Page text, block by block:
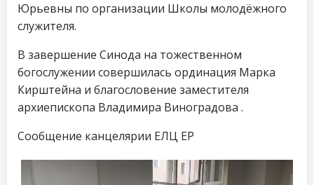
Юрьевны по организации Школы молодёжного
служителя.
В завершение Синода на тожественном
богослужении совершилась ординация Марка
Кирштейна и благословение заместителя
архиепископа Владимира Виноградова .
Сообщение канцелярии ЕЛЦ ЕР